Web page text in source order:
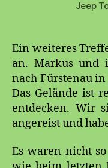
Jeep
Ein weiteres
an. Markus und
nach Fürstenau in
Das Gelände ist
entdecken. Wir
angereist und
Es waren nicht